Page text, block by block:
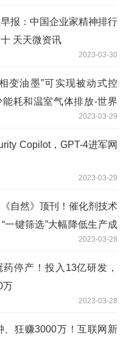
报：中国企业家精神排行
天天微资讯
2023-03-30
变油墨”可实现被动式控
耗和温室气体排放-世界
2023-03-29
Copilot，GPT-4进军网
2023-03-29
自然》顶刊！催化剂技术
一键筛选”大幅降低生产成
2023-03-28
停产！投入13亿研发，
万
2023-03-28
、狂赚3000万！互联网新